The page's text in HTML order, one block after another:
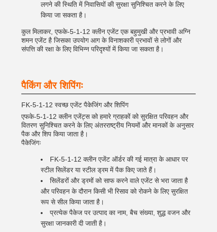
लगने की स्थिति में निवासियों की सुरक्षा सुनिश्चित करने के लिए
किया जा सकता है।
कुल मिलाकर, एफके-5-1-12 क्लीन एजेंट एक बहुमुखी और प्रभावी अग्नि
शमन एजेंट है जिसका उपयोग आग के विनाशकारी प्रभावों से लोगों और
संपत्ति की रक्षा के लिए विभिन्न परिदृश्यों में किया जा सकता है।
पैकिंग और शिपिंगः
FK-5-1-12 स्वच्छ एजेंट पैकेजिंग और शिपिंग
एफके-5-1-12 क्लीन एजेंट्स को हमारे ग्राहकों को सुरक्षित परिवहन और
वितरण सुनिश्चित करने के लिए अंतरराष्ट्रीय नियमों और मानकों के अनुसार
पैक और शिप किया जाता है।
पैकेजिंगः
FK-5-1-12 क्लीन एजेंट ऑर्डर की गई मात्रा के आधार पर
स्टील सिलेंडर या स्टील ड्रम में पैक किए जाते हैं।
सिलेंडरों और ड्रमों को साफ करने वाले एजेंट से भरा जाता है
और परिवहन के दौरान किसी भी रिसाव को रोकने के लिए सुरक्षित
रूप से सील किया जाता है।
प्रत्येक पैकेज पर उत्पाद का नाम, बैच संख्या, शुद्ध वजन और
सुरक्षा जानकारी दी जाती है।